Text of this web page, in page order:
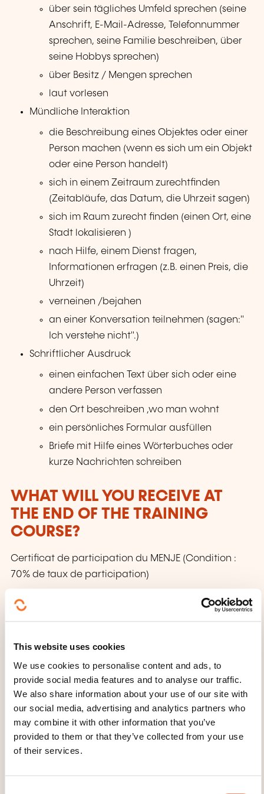
This website uses cookies
We use cookies to personalise content and ads, to
provide social media features and to analyse our traffic.
We also share information about your use of our site with
our social media, advertising and analytics partners who
may combine it with other information that you’ve
provided to them or that they’ve collected from your use
of their services.
über sein tägliches Umfeld sprechen (seine
Anschrift, E-Mail-Adresse, Telefonnummer
sprechen, seine Familie beschreiben, über
seine Hobbys sprechen)
über Besitz / Mengen sprechen
laut vorlesen
Mündliche Interaktion
die Beschreibung eines Objektes oder einer
Person machen (wenn es sich um ein Objekt
oder eine Person handelt)
sich in einem Zeitraum zurechtfinden
(Zeitabläufe, das Datum, die Uhrzeit sagen)
sich im Raum zurecht finden (einen Ort, eine
Stadt lokalisieren )
nach Hilfe, einem Dienst fragen,
Informationen erfragen (z.B. einen Preis, die
Uhrzeit)
verneinen /bejahen
an einer Konversation teilnehmen (sagen:"
Ich verstehe nicht".)
Schriftlicher Ausdruck
einen einfachen Text über sich oder eine
andere Person verfassen
den Ort beschreiben ,wo man wohnt
ein persönliches Formular ausfüllen
Briefe mit Hilfe eines Wörterbuches oder
kurze Nachrichten schreiben
WHAT WILL YOU RECEIVE AT
THE END OF THE TRAINING
COURSE?
Certificat de participation du MENJE (Condition :
70% de taux de participation)
MODE OF ORGANISATION
s'effectuent directement auprès de l'organisateur qui
délivre la formation.
CECRL - LEVEL A1: WHAT ARE WE
TALKING ABOUT?
Anyone who has reached this level: